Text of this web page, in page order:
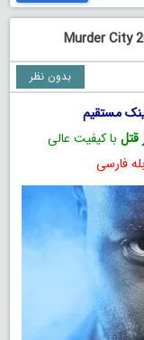
بدون نظر
قتل با کیفیت عالی